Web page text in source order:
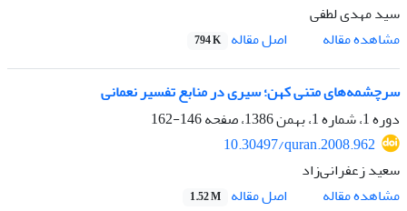
سید مهدی لطفی
مشاهده مقاله
اصل مقاله 794 K
سرچشمه‌‌‌‌‌‌‌‌های متنی کهن؛ سیری در منابع تفسیر نعمانی
دوره 1، شماره 1، بهمن 1386، صفحه
146-162
10.30497/quran.2008.962
سعید زعفرانی‌‌‌‌‌‌‌‌زاد
مشاهده مقاله
اصل مقاله 1.52 M